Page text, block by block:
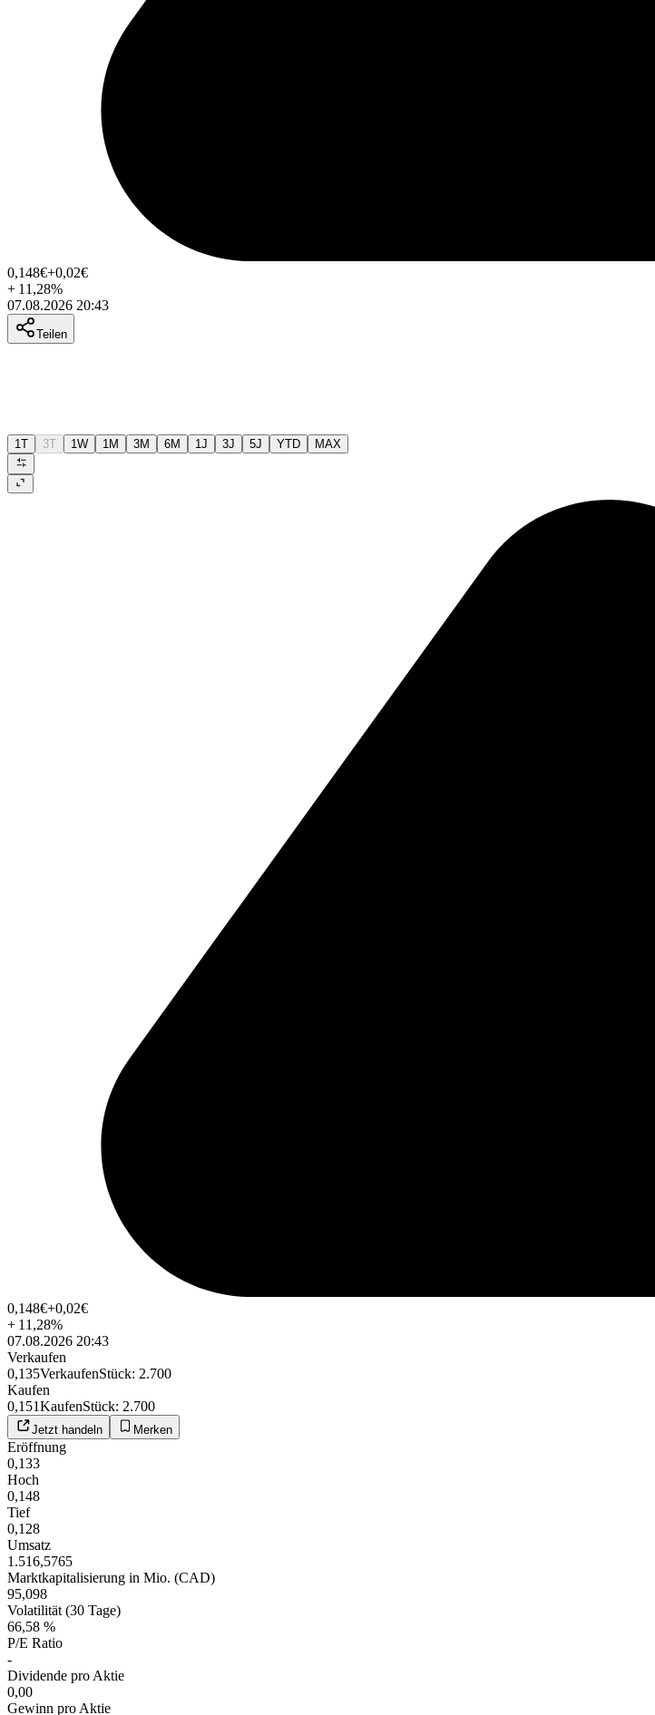
0,148€+0,02€
+ 11,28%
07.08.2026 20:43
Teilen
1T 3T 1W 1M 3M 6M 1J 3J 5J YTD MAX
0,148€+0,02€
+ 11,28%
07.08.2026 20:43
Verkaufen
0,135VerkaufenStück: 2.700
Kaufen
0,151KaufenStück: 2.700
Jetzt handeln Merken
Eröffnung
0,133
Hoch
0,148
Tief
0,128
Umsatz
1.516,5765
Marktkapitalisierung in Mio. (CAD)
95,098
Volatilität (30 Tage)
66,58 %
P/E Ratio
-
Dividende pro Aktie
0,00
Gewinn pro Aktie